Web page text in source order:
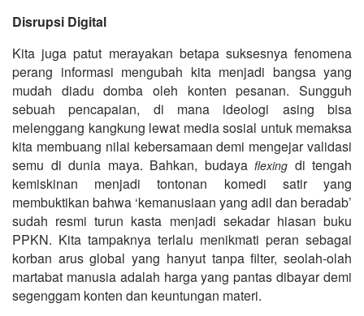
Disrupsi Digital
Kita juga patut merayakan betapa suksesnya fenomena
perang informasi mengubah kita menjadi bangsa yang
mudah diadu domba oleh konten pesanan. Sungguh
sebuah pencapaian, di mana ideologi asing bisa
melenggang kangkung lewat media sosial untuk memaksa
kita membuang nilai kebersamaan demi mengejar validasi
semu di dunia maya. Bahkan, budaya flexing di tengah
kemiskinan menjadi tontonan komedi satir yang
membuktikan bahwa ‘kemanusiaan yang adil dan beradab’
sudah resmi turun kasta menjadi sekadar hiasan buku
PPKN. Kita tampaknya terlalu menikmati peran sebagai
korban arus global yang hanyut tanpa filter, seolah-olah
martabat manusia adalah harga yang pantas dibayar demi
segenggam konten dan keuntungan materi.